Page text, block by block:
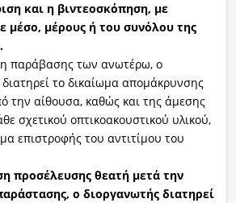
και η βιντεοσκόπηση, με
μέσο, μέρους ή του συνόλου της
παράβασης των ανωτέρω, ο
το δικαίωμα απομάκρυνσης
την αίθουσα, καθώς και της άμεσης
σχετικού οπτικοακουστικού υλικού,
επιστροφής του αντιτίμου του
προσέλευσης θεατή μετά την
ο διοργανωτής διατηρεί